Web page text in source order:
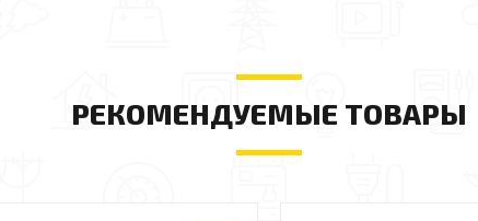
РЕКОМЕНДУЕМЫЕ ТОВАРЫ